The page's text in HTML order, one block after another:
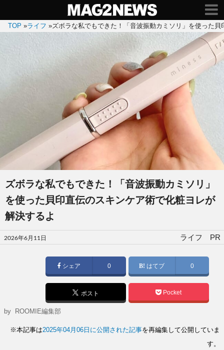
TOP »ライフ »ズボラな私でもできた！「音波振動カミソリ」を使った
ズボラな私でもできた！「音波振動カミソリ」
を使った貝印直伝のスキンケア術で化粧ヨレが
解決するよ
投
稿
2026年6月11日 ライフ PR
シェア 0 はてブ 0
ポスト Pocket
by ROOMIE編集部
※本記事は2025年04月06日に公開された記事を再編集して公開していま
す。